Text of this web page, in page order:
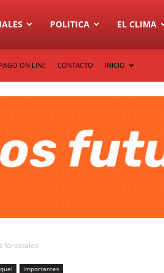
POLITICA EL CLIMA
PAGO ON LINE CONTACTO INICIO
forestales
Importantes